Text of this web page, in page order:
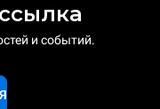
и событий.